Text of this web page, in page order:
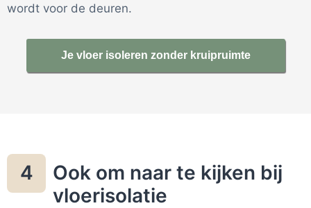
wordt voor de deuren.
Je vloer isoleren zonder kruipruimte
4
Ook om naar te kijken bij
vloerisolatie